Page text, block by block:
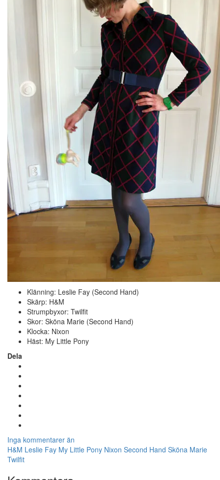
Klänning: Leslie Fay (Second Hand)
Skärp: H&M
Strumpbyxor: Twilfit
Skor: Sköna Marie (Second Hand)
Klocka: Nixon
Häst: My Little Pony
Dela
Inga kommentarer än
H&M Leslie Fay My Little Pony Nixon Second Hand Sköna Marie
Twilfit